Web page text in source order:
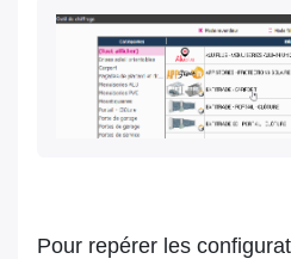
Pour repérer les